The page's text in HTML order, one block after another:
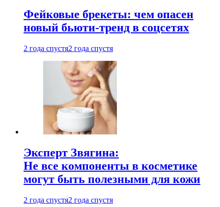
Фейковые брекеты: чем опасен
новый бьюти-тренд в соцсетях
2 года спустя2 года спустя
Эксперт Звягина:
Не все компоненты в косметике
могут быть полезными для кожи
2 года спустя2 года спустя